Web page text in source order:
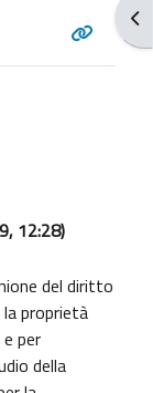
12:28)
del diritto
proprietà
per
della